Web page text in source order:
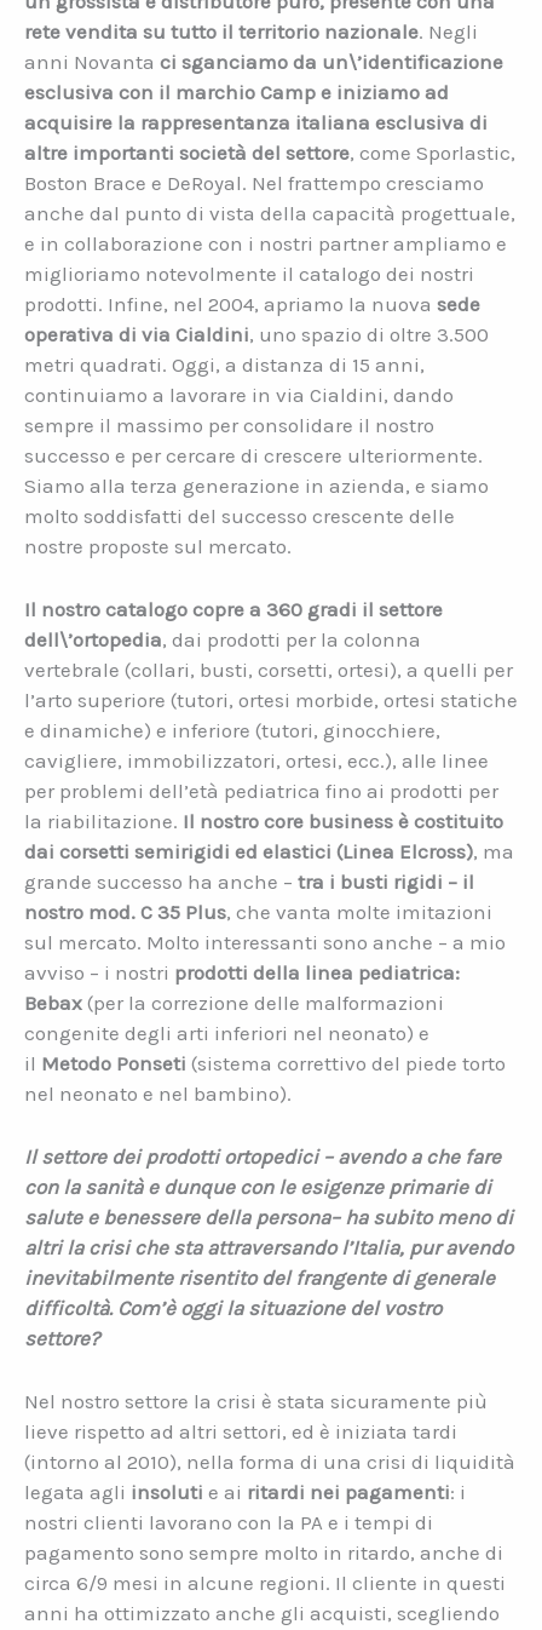
rete vendita su tutto il territorio nazionale. Negli
anni Novanta ci sganciamo da un\’identificazione
esclusiva con il marchio Camp e iniziamo ad
acquisire la rappresentanza italiana esclusiva di
altre importanti società del settore, come Sporlastic,
Boston Brace e DeRoyal. Nel frattempo cresciamo
anche dal punto di vista della capacità progettuale,
e in collaborazione con i nostri partner ampliamo e
miglioriamo notevolmente il catalogo dei nostri
prodotti. Infine, nel 2004, apriamo la nuova sede
operativa di via Cialdini, uno spazio di oltre 3.500
metri quadrati. Oggi, a distanza di 15 anni,
continuiamo a lavorare in via Cialdini, dando
sempre il massimo per consolidare il nostro
successo e per cercare di crescere ulteriormente.
Siamo alla terza generazione in azienda, e siamo
molto soddisfatti del successo crescente delle
nostre proposte sul mercato.
Il nostro catalogo copre a 360 gradi il settore
dell\’ortopedia, dai prodotti per la colonna
vertebrale (collari, busti, corsetti, ortesi), a quelli per
l’arto superiore (tutori, ortesi morbide, ortesi statiche
e dinamiche) e inferiore (tutori, ginocchiere,
cavigliere, immobilizzatori, ortesi, ecc.), alle linee
per problemi dell’età pediatrica fino ai prodotti per
la riabilitazione. Il nostro core business è costituito
dai corsetti semirigidi ed elastici (Linea Elcross), ma
grande successo ha anche – tra i busti rigidi – il
nostro mod. C 35 Plus, che vanta molte imitazioni
sul mercato. Molto interessanti sono anche – a mio
avviso – i nostri prodotti della linea pediatrica:
Bebax (per la correzione delle malformazioni
congenite degli arti inferiori nel neonato) e
il Metodo Ponseti (sistema correttivo del piede torto
nel neonato e nel bambino).
Il settore dei prodotti ortopedici – avendo a che fare
con la sanità e dunque con le esigenze primarie di
salute e benessere della persona– ha subito meno di
altri la crisi che sta attraversando l’Italia, pur avendo
inevitabilmente risentito del frangente di generale
difficoltà. Com’è oggi la situazione del vostro
settore?
Nel nostro settore la crisi è stata sicuramente più
lieve rispetto ad altri settori, ed è iniziata tardi
(intorno al 2010), nella forma di una crisi di liquidità
legata agli insoluti e ai ritardi nei pagamenti: i
nostri clienti lavorano con la PA e i tempi di
pagamento sono sempre molto in ritardo, anche di
circa 6/9 mesi in alcune regioni. Il cliente in questi
anni ha ottimizzato anche gli acquisti, scegliendo